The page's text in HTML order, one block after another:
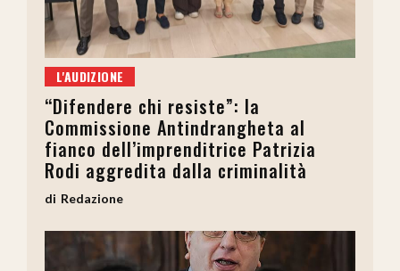
L'AUDIZIONE
“Difendere chi resiste”: la
Commissione Antindrangheta al
fianco dell’imprenditrice Patrizia
Rodi aggredita dalla criminalità
Redazione